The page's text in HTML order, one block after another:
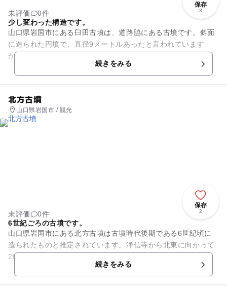
保存
3
未評価
0件
少し変わった構造です。
山口県岩国市にある臼田古墳は、道路脇にある古墳です。斜面
に造られた円墳で、直径9メートルあったと言われています
が、ほとんど流失してしまっています。玄室は4.5メートルほど
ありますが、中にはいるこ...続きをみる
北方古墳
山口県岩国市 / 観光
保存
2
未評価
0件
6世紀ごろの古墳です。
山口県岩国市にある北方古墳は古墳時代後期である6世紀頃に
造られたものと推定されています。浄信寺から北東に向かって
200メートル進んだ先にあります。目印は新幹線の高架下で、
そこには案内表示が出てい...続きをみる